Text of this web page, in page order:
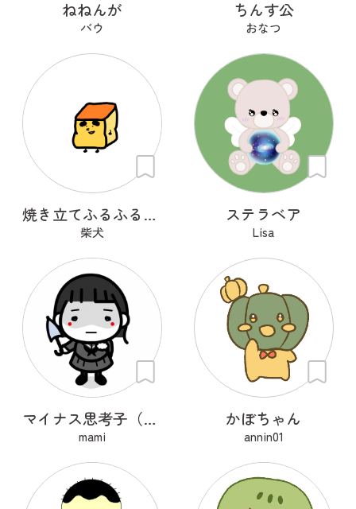
ねねんが
バウ
ちんす公
おなつ
焼き立てふるふるカステラくん
柴犬
ステラベア
Lisa
マイナス思考子（シコウコ）
mami
かぼちゃん
annin01